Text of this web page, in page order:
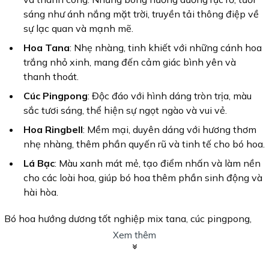
sáng như ánh nắng mặt trời, truyền tải thông điệp về
sự lạc quan và mạnh mẽ.
Hoa Tana: Nhẹ nhàng, tinh khiết với những cánh hoa
trắng nhỏ xinh, mang đến cảm giác bình yên và
thanh thoát.
Cúc Pingpong: Độc đáo với hình dáng tròn trịa, màu
sắc tươi sáng, thể hiện sự ngọt ngào và vui vẻ.
Hoa Ringbell: Mềm mại, duyên dáng với hương thơm
nhẹ nhàng, thêm phần quyến rũ và tinh tế cho bó hoa.
Lá Bạc: Màu xanh mát mẻ, tạo điểm nhấn và làm nền
cho các loài hoa, giúp bó hoa thêm phần sinh động và
hài hòa.
Bó hoa hướng dương tốt nghiệp mix tana, cúc pingpong,
ringbell và lá bạc không chỉ là món quà tuyệt vời để chúc
mừng các tân cử nhân, mà còn là sự động viên, khích lệ
Xem thêm